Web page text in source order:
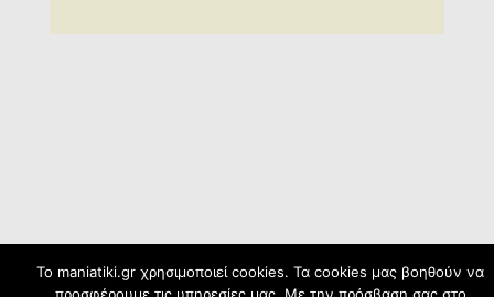
To maniatiki.gr χρησιμοποιεί cookies. Τα cookies μας βοηθούν να